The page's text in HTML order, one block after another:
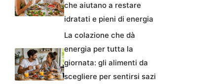
che aiutano a restare
idratati e pieni di energia
La colazione che dà
energia per tutta la
giornata: gli alimenti da
scegliere per sentirsi sazi